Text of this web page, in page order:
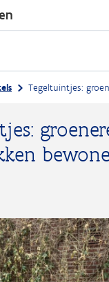
inhoud
Tegeltuintjes: groenere